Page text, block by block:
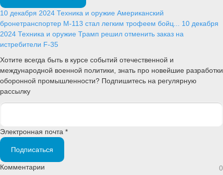
10 декабря 2024 Техника и оружие Американский
бронетранспортер М-113 стал легким трофеем бойц... 10 декабря
2024 Техника и оружие Трамп решил отменить заказ на
истребители F-35
Хотите всегда быть в курсе событий отечественной и
международной военной политики, знать про новейшие разработки
оборонной промышленности? Подпишитесь на регулярную
рассылку
Электронная почта *
Подписаться
Комментарии 0